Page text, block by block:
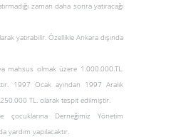
zaman daha sonra yatıracağı
yatırabilir. Özellikle Ankara dışında
mahsus olmak üzere 1.000.000.TL.
1997 Ocak ayından 1997 Aralık
250.000 TL. olarak tespit edilmiştir.
çocuklarına Derneğimiz Yönetim
yardım yapılacaktır.